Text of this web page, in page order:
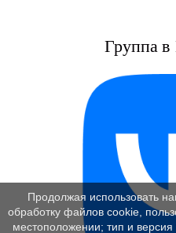
Группа
Продолжая использовать
обработку файлов cookie,
местоположении; тип и